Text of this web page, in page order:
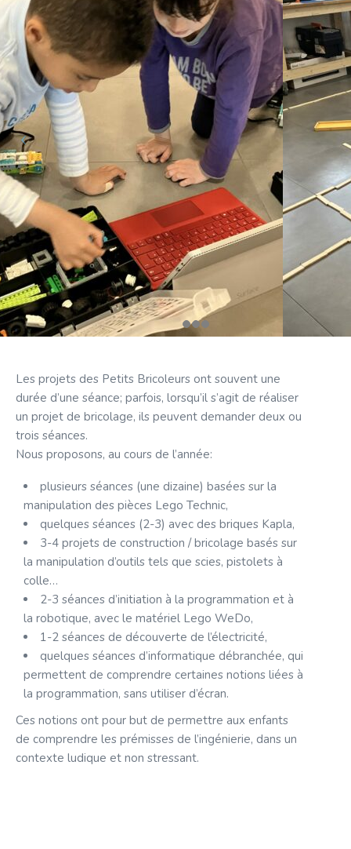
Les projets des Petits Bricoleurs ont souvent une
durée d’une séance; parfois, lorsqu’il s’agit de réaliser
un projet de bricolage, ils peuvent demander deux ou
trois séances.
Nous proposons, au cours de l’année:
plusieurs séances (une dizaine) basées sur la
manipulation des pièces Lego Technic,
quelques séances (2-3) avec des briques Kapla,
3-4 projets de construction / bricolage basés sur
la manipulation d’outils tels que scies, pistolets à
colle…
2-3 séances d’initiation à la programmation et à
la robotique, avec le matériel Lego WeDo,
1-2 séances de découverte de l’électricité,
quelques séances d’informatique débranchée, qui
permettent de comprendre certaines notions liées à
la programmation, sans utiliser d’écran.
Ces notions ont pour but de permettre aux enfants
de comprendre les prémisses de l’ingénierie, dans un
contexte ludique et non stressant.